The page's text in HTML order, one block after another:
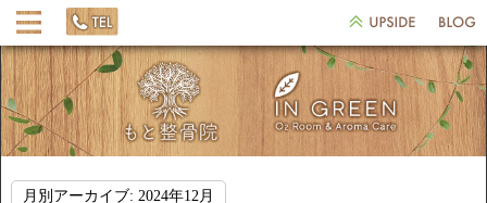
月別アーカイブ: 2024年12月